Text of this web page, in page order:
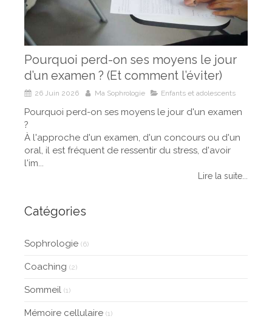
Pourquoi perd-on ses moyens le jour
d’un examen ? (Et comment l’éviter)
26 Juin 2026 Ma Sophrologie Enfants et adolescents
Pourquoi perd-on ses moyens le jour d'un examen
?
À l'approche d'un examen, d'un concours ou d'un
oral, il est fréquent de ressentir du stress, d'avoir
l'im...
Lire la suite...
Catégories
Sophrologie (6)
Coaching (2)
Sommeil (1)
Mémoire cellulaire (1)